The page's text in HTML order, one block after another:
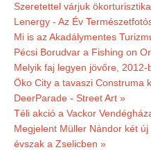
Szeretettel várjuk
Lenergy - Az Év
Mi is az Akadálymentes
Pécsi Borudvar a Fishing on
Melyik faj legyen jövőre,
Öko City a tavaszi Construma
DeerParade - Street Art »
Téli akció a Vackor
Megjelent Müller Nándor két
évszak a Zselicben »